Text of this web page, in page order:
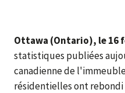
Ottawa (Ontario), le 16
statistiques publiées
canadienne de
résidentielles ont